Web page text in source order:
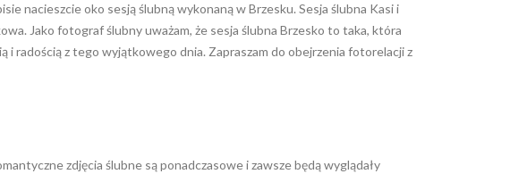
nacieszcie oko sesją ślubną wykonaną w Brzesku. Sesja ślubna Kasi i
Jako fotograf ślubny uważam, że sesja ślubna Brzesko to taka, która
i radością z tego wyjątkowego dnia. Zapraszam do obejrzenia fotorelacji z
zdjęcia ślubne są ponadczasowe i zawsze będą wyglądały